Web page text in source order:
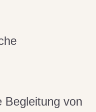
Begleitung von